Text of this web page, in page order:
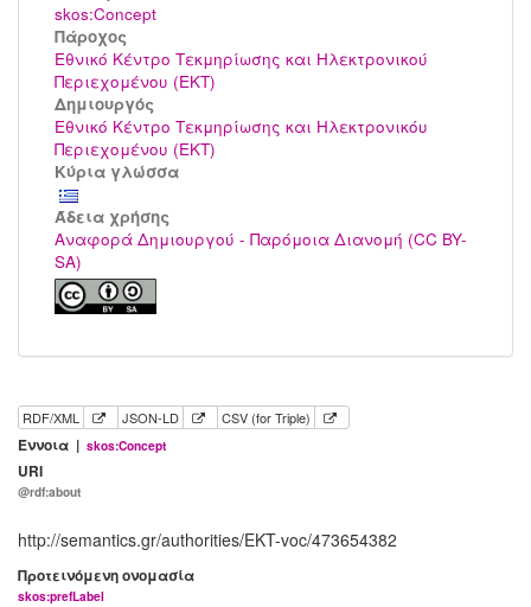
skos:Concept
Πάροχος
Εθνικό Κέντρο Τεκμηρίωσης και Ηλεκτρονικού
Περιεχομένου (ΕΚΤ)
Δημιουργός
Εθνικό Κέντρο Τεκμηρίωσης και Ηλεκτρονικόυ
Περιεχομένου (ΕΚΤ)
Κύρια γλώσσα
Άδεια χρήσης
Αναφορά Δημιουργού - Παρόμοια Διανομή (CC BY-
SA)
RDF/XML JSON-LD CSV (for Triple)
Έννοια | skos:Concept
URI
@rdf:about
http://semantics.gr/authorities/EKT-voc/473654382
Προτεινόμενη ονομασία
skos:prefLabel